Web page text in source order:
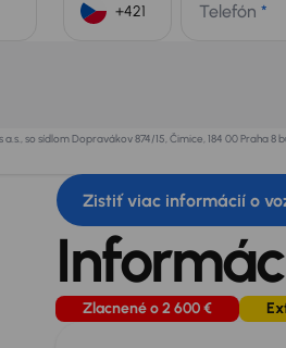
Telefón *
a.s., so sídlom Dopravákov 874/15, Čimice, 184 00
Zistiť viac informácií o
Zlacnené o 2 600 €